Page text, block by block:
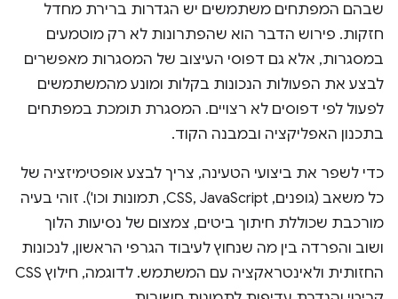
שבהם המפתחים משתמשים יש הגדרות ברירת מחדל
חזקות. פירוש הדבר הוא שהפתרונות לא רק מוטמעים
במסגרות, אלא גם דפוסי העיצוב של המסגרות מאפשרים
לבצע את הפעולות הנכונות בקלות ומונע מהמשתמשים
לפעול לפי דפוסים לא רצויים. המסגרת תומכת במפתחים
בתכנון האפליקציה ובמבנה הקוד.
כדי לשפר את ביצועי הטעינה, צריך לבצע אופטימיזציה של
כל משאב (גופנים, CSS, JavaScript, תמונות וכו'). זוהי בעיה
מורכבת שכוללת חיתוך ביטים, צמצום של נסיעות הלוך
ושוב והפרדה בין מה שנחוץ לעיבוד הגרפי הראשון, לנכונות
החזותית ולאינטראקציה עם המשתמש. לדוגמה, חילוץ CSS